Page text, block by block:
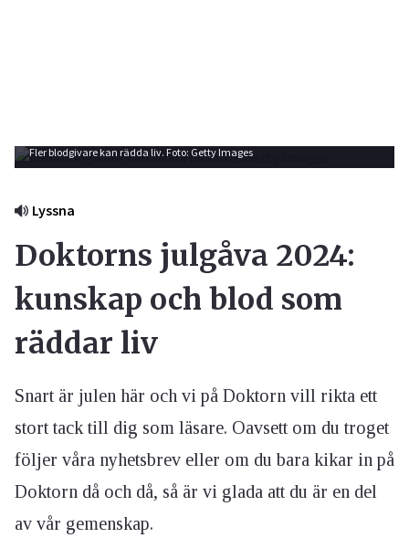
Fler blodgivare kan rädda liv. Foto: Getty Images
Lyssna
Doktorns julgåva 2024:
kunskap och blod som
räddar liv
Snart är julen här och vi på Doktorn vill rikta ett
stort tack till dig som läsare. Oavsett om du troget
följer våra nyhetsbrev eller om du bara kikar in på
Doktorn då och då, så är vi glada att du är en del
av vår gemenskap.